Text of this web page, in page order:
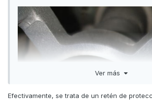
Ver más
Efectivamente, se trata de un retén de